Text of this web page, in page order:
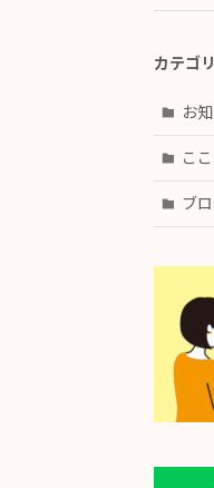
カテゴ
お
こ
ブ